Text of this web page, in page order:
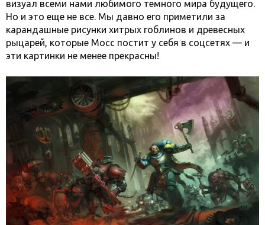
визуал всеми нами любимого темного мира будущего.
Но и это еще не все. Мы давно его приметили за
карандашные рисунки хитрых гоблинов и древесных
рыцарей, которые Мосс постит у себя в соцсетях — и
эти картинки не менее прекрасны!